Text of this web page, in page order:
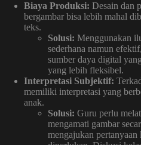
Biaya Produksi: Desain dan
bergambar bisa lebih mahal
teks.
Solusi: Menggunakan
sederhana namun
sumber daya digital
yang lebih fleksibel.
Interpretasi Subjektif:
memiliki interpretasi yang
anak.
Solusi: Guru perlu
mengamati gambar
mengajukan